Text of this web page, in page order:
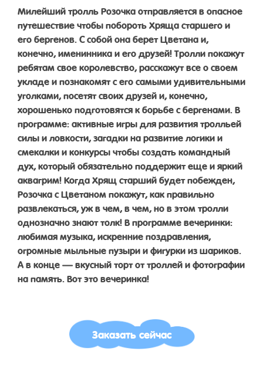
Милейший тролль Розочка отправляется в опасное
путешествие чтобы побороть Хряща старшего и
его бергенов. С собой она берет Цветана и,
конечно, именинника и его друзей! Тролли покажут
ребятам свое королевство, расскажут все о своем
укладе и познакомят с его самыми удивительными
уголками, посетят своих друзей и, конечно,
хорошенько подготовятся к борьбе с бергенами. В
программе: активные игры для развития тролльей
силы и ловкости, загадки на развитие логики и
смекалки и конкурсы чтобы создать командный
дух, который обязательно поддержит еще и яркий
аквагрим! Когда Хрящ старший будет побежден,
Розочка с Цветаном покажут, как правильно
развлекаться, уж в чем, в чем, но в этом тролли
однозначно знают толк! В программе вечеринки:
любимая музыка, искренние поздравления,
огромные мыльные пузыри и фигурки из шариков.
А в конце — вкусный торт от троллей и фотографии
на память. Вот это вечеринка!
Заказать сейчас